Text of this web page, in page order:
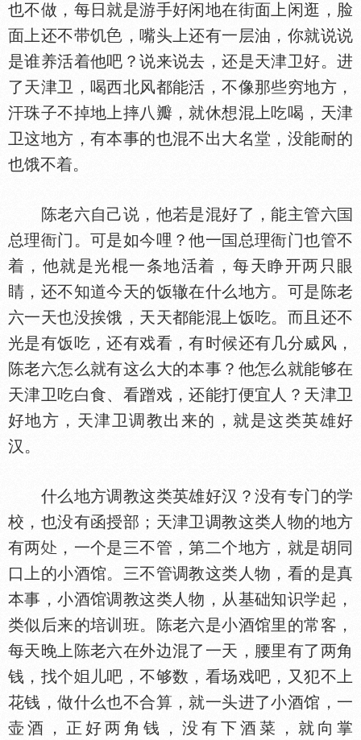
也不做，每日就是游手好闲地在街面上闲逛，脸
面上还不带饥
，嘴头上还有一层油，你就说说
是谁养活着他吧？说来说去，还是天津卫好。进
了天津卫，喝西北风都能活，不像那些穷地方，
汗珠子不掉地上摔八瓣，就休想混上吃喝，天津
卫这地方，有本事的也混不出大名堂，没能耐的
也饿不着。
陈老六自己说，他若是混好了，能主管六
总理衙门。可是如今哩？他一
总理衙门也管不
着，他就是光棍一条地活着，每天睁开两只眼
睛，还不知道今天的饭辙在什么地方。可是陈老
六一天也没挨饿，天天都能混上饭吃。而且还不
光是有饭吃，还有戏看，有时候还有几分威风，
陈老六怎么就有这么大的本事？他怎么就能够在
天津卫吃白食、看蹭戏，还能打便宜人？天津卫
好地方，天津卫调教出来的，就是这类英雄好
汉。
什么地方调教这类英雄好汉？没有专门的学
校，也没有函授部；天津卫调教这类人物的地方
有两
，一个是三不管，第二个地方，就是胡同
口上的小酒馆。三不管调教这类人物，看的是真
本事，小酒馆调教这类人物，从基础知识学起，
类似后来的培训班。陈老六是小酒馆里的常客，
每天晚上陈老六在外边混了一天，腰里有了两角
钱，找个
儿吧，不够数，看场戏吧，又犯不上
花钱，做什么也不合算，就一头进了小酒馆，一
壶酒，正好两角钱，没有下酒菜，就向掌